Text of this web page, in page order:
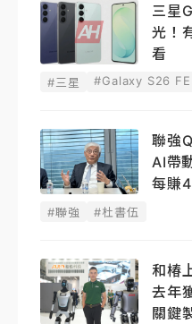
三星
光！
看
#三星 #Galaxy S26 FE
聯強
AI帶
每賺
#聯強 #杜書伍
和椿
去年
關鍵